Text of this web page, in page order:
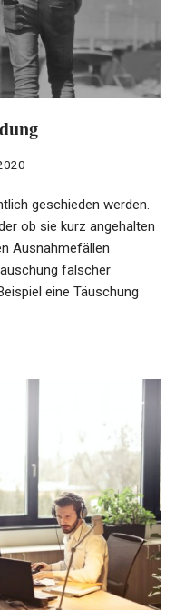
geschieden werden.
ob sie kurz angehalten
Ausnahmefällen
falscher
eine Täuschung